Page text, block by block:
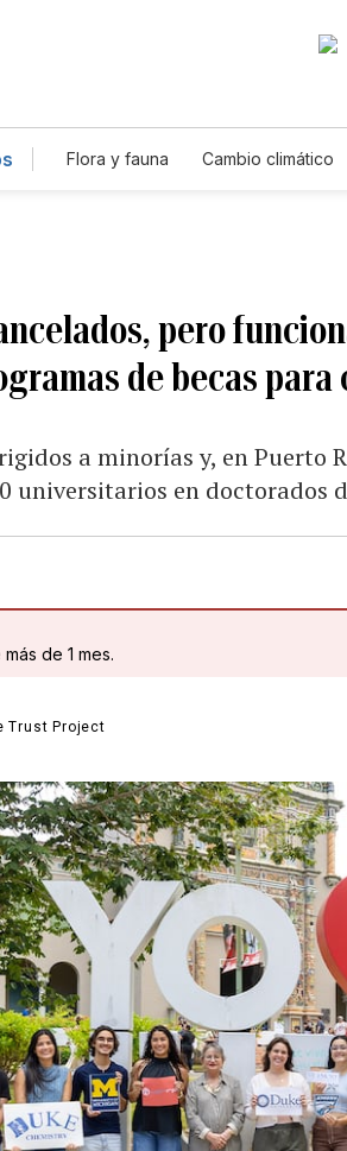
Flora y fauna Cambio climático
pero
de becas
a minorías y, en Puerto
universitarios en doctorados
de 1 mes.